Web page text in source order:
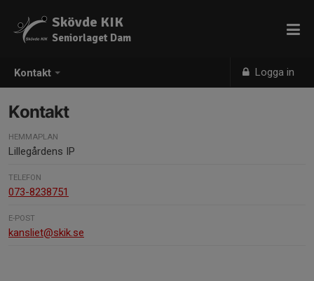
Kontakt Logga in
Skövde KIK
Seniorlaget Dam
Kontakt
HEMMAPLAN
Lillegårdens IP
TELEFON
073-8238751
E-POST
kansliet@skik.se